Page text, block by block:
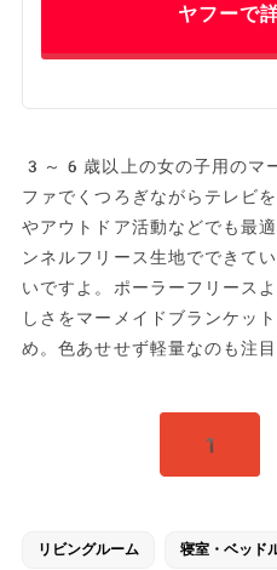
ヤフーで
3～6歳以上の女の子用のマ
ファでくつろぎながらテレビ
やアウトドア活動などでも最
ンネルフリース生地でできて
いですよ。ポーラーフリース
しさをマーメイドブランケッ
め。色あせせず軽量なのも注
1
リビングルーム 寝室・ベッド